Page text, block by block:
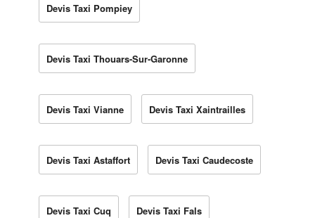
Devis Taxi Pompiey
Devis Taxi Thouars-Sur-Garonne
Devis Taxi Vianne Devis Taxi Xaintrailles
Devis Taxi Astaffort Devis Taxi Caudecoste
Devis Taxi Cuq Devis Taxi Fals